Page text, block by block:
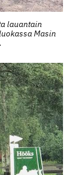
lauantain
Masin